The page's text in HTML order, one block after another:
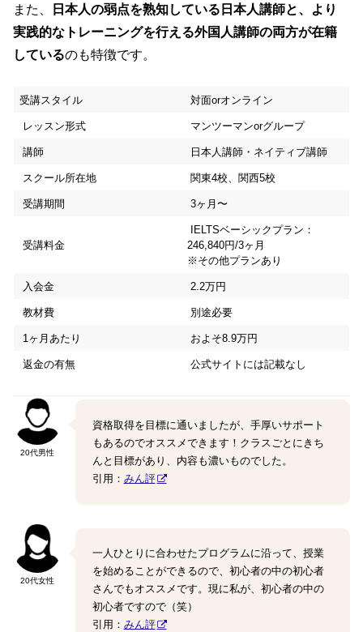
また、
日本人の弱点を熟知している日本人講師と、より
実践的なトレーニングを行える外国人講師の両方が在籍
しているのも特徴です。
受講スタイル 対面orオンライン
レッスン形式 マンツーマンorグループ
講師 日本人講師・ネイティブ講師
スクール所在地 関東4校、関西5校
受講期間 3ヶ月〜
受講料金
IELTSベーシックプラン：
246,840円/3ヶ月
※その他プランあり
入会金 2.2万円
教材費 別途必要
1ヶ月あたり およそ8.9万円
返金の有無 公式サイトには記載なし
20代男性
資格取得を目標に通いましたが、手厚いサポート
もあるのでオススメできます！クラスごとにきち
んと目標があり、内容も濃いものでした。
引用： みん評
20代女性
一人ひとりに合わせたプログラムに沿って、授業
を始めることができるので、初心者の中の初心者
さんでもオススメです。現に私が、初心者の中の
初心者ですので（笑）
引用： みん評